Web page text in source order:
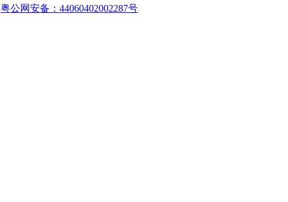
粤公网安备：44060402002287号